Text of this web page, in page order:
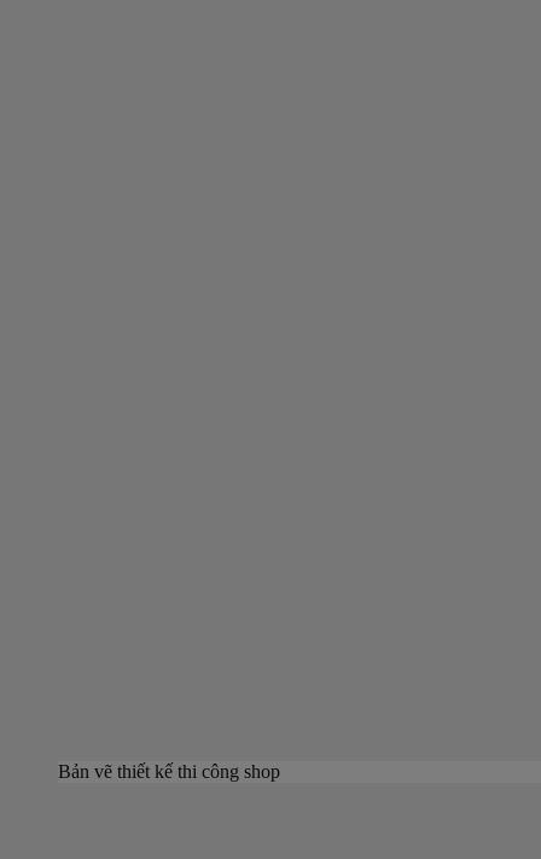
Bản vẽ thiết kế thi công shop